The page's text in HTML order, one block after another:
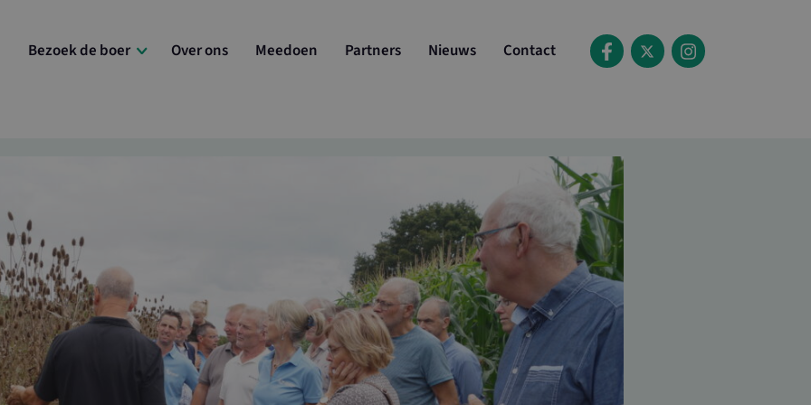
Bezoek de boer Over ons Meedoen Partners Nieuws Contact